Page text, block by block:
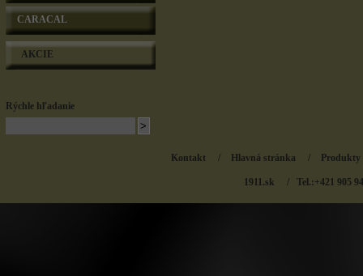
CARACAL
AKCIE
Rýchle hľadanie
Kontakt / Hlavná stránka / Produkty
1911.sk / Tel.:+421 905